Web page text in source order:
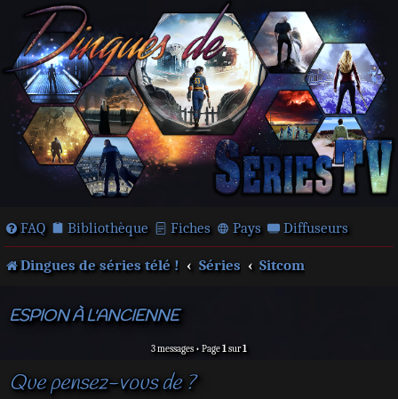
FAQ Bibliothèque Fiches Pays Diffuseurs
Dingues de séries télé ! Séries Sitcom
ESPION À L'ANCIENNE
3 messages • Page1sur1
Que pensez-vous de ?